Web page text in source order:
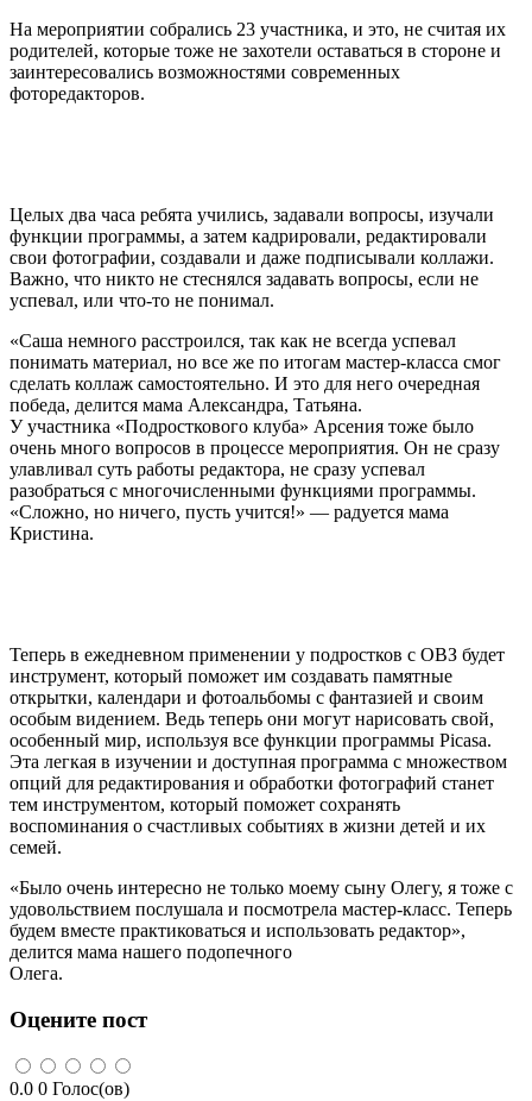
На мероприятии собрались 23 участника, и это, не считая их
родителей, которые тоже не захотели оставаться в стороне и
заинтересовались возможностями современных
фоторедакторов.
Целых два часа ребята учились, задавали вопросы, изучали
функции программы, а затем кадрировали, редактировали
свои фотографии, создавали и даже подписывали коллажи.
Важно, что никто не стеснялся задавать вопросы, если не
успевал, или что-то не понимал.
«Саша немного расстроился, так как не всегда успевал
понимать материал, но все же по итогам мастер-класса смог
сделать коллаж самостоятельно. И это для него очередная
победа, делится мама Александра, Татьяна.
У участника «Подросткового клуба» Арсения тоже было
очень много вопросов в процессе мероприятия. Он не сразу
улавливал суть работы редактора, не сразу успевал
разобраться с многочисленными функциями программы.
«Сложно, но ничего, пусть учится!» — радуется мама
Кристина.
Теперь в ежедневном применении у подростков с ОВЗ будет
инструмент, который поможет им создавать памятные
открытки, календари и фотоальбомы с фантазией и своим
особым видением. Ведь теперь они могут нарисовать свой,
особенный мир, используя все функции программы Picasa.
Эта легкая в изучении и доступная программа с множеством
опций для редактирования и обработки фотографий станет
тем инструментом, который поможет сохранять
воспоминания о счастливых событиях в жизни детей и их
семей.
«Было очень интересно не только моему сыну Олегу, я тоже с
удовольствием послушала и посмотрела мастер-класс. Теперь
будем вместе практиковаться и использовать редактор»,
делится мама нашего подопечного
Олега.
Оцените пост
0.0 0 Голос(ов)